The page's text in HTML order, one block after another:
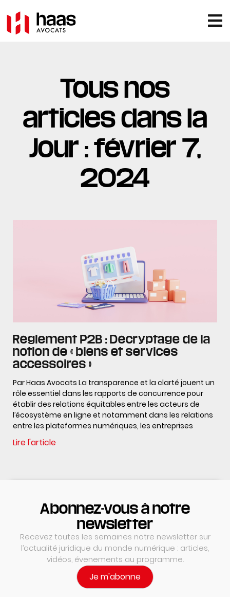
Tous nos
articles dans la
Jour : février 7,
2024
Règlement P2B : Décryptage de la
notion de « biens et services
accessoires »
Par Haas Avocats La transparence et la clarté jouent un
rôle essentiel dans les rapports de concurrence pour
établir des relations équitables entre les acteurs de
l’écosystème en ligne et notamment dans les relations
entre les plateformes numériques, les entreprises
Lire l'article
Abonnez-vous à notre
newsletter
Recevez toutes les semaines notre newsletter sur
l’actualité juridique du monde numérique : articles,
vidéos, évenements au programme.
Je m'abonne